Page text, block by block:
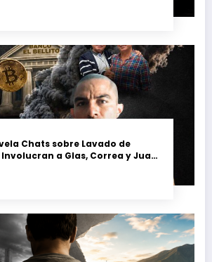
Chats sobre Lavado de
a Glas, Correa y Juan